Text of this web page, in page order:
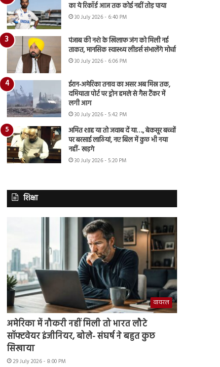
का ये रिकॉर्ड आज तक कोई नहीं तोड़ पाया
30 July 2026 - 6:40 PM
पंजाब की नशे के खिलाफ जंग को मिली नई
ताकत, मानसिक स्वास्थ्य लीडर्स संभालेंगे मोर्चा
30 July 2026 - 6:06 PM
ईरान-अमेरिका तनाव का असर अब मिस्र तक,
दमियाता पोर्ट पर ड्रोन हमले से गैस टैंकर में
लगी आग
30 July 2026 - 5:42 PM
अमित शाह या तो जवाब दें या…., बेकसूर बच्चों
पर बरसाई लाठियां, नए बिल में कुछ भी नया
नहीं- खड़गे
30 July 2026 - 5:20 PM
शिक्षा
वायरल
अमेरिका में नौकरी नहीं मिली तो भारत लौटे
सॉफ्टवेयर इंजीनियर, बोले- संघर्ष ने बहुत कुछ
सिखाया
29 July 2026 - 8:00 PM